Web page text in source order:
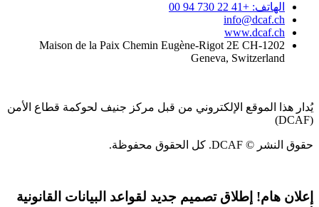
الهاتف: +41 22 730 94 00
info@dcaf.ch
www.dcaf.ch
Maison de la Paix Chemin Eugène-Rigot 2E CH-1202
Geneva, Switzerland
يُدار هذا الموقع الإلكتروني من قبل مركز جنيف لحوكمة قطاع الأمن
(DCAF)
حقوق النشر © DCAF. كل الحقوق محفوظة.
إعلان هام! إطلاق تصميم جديد لقواعد البيانات القانونية